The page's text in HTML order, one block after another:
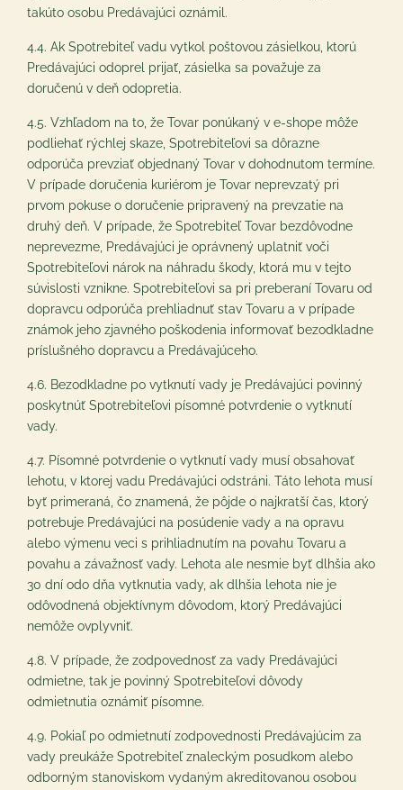
takúto osobu Predávajúci oznámil.
4.4. Ak Spotrebiteľ vadu vytkol poštovou zásielkou, ktorú
Predávajúci odoprel prijať, zásielka sa považuje za
doručenú v deň odopretia.
4.5. Vzhľadom na to, že Tovar ponúkaný v e-shope môže
podliehať rýchlej skaze, Spotrebiteľovi sa dôrazne
odporúča prevziať objednaný Tovar v dohodnutom termíne.
V prípade doručenia kuriérom je Tovar neprevzatý pri
prvom pokuse o doručenie pripravený na prevzatie na
druhý deň. V prípade, že Spotrebiteľ Tovar bezdôvodne
neprevezme, Predávajúci je oprávnený uplatniť voči
Spotrebiteľovi nárok na náhradu škody, ktorá mu v tejto
súvislosti vznikne. Spotrebiteľovi sa pri preberaní Tovaru od
dopravcu odporúča prehliadnuť stav Tovaru a v prípade
známok jeho zjavného poškodenia informovať bezodkladne
príslušného dopravcu a Predávajúceho.
4.6. Bezodkladne po vytknutí vady je Predávajúci povinný
poskytnúť Spotrebiteľovi písomné potvrdenie o vytknutí
vady.
4.7. Písomné potvrdenie o vytknutí vady musí obsahovať
lehotu, v ktorej vadu Predávajúci odstráni. Táto lehota musí
byť primeraná, čo znamená, že pôjde o najkratší čas, ktorý
potrebuje Predávajúci na posúdenie vady a na opravu
alebo výmenu veci s prihliadnutím na povahu Tovaru a
povahu a závažnosť vady. Lehota ale nesmie byť dlhšia ako
30 dní odo dňa vytknutia vady, ak dlhšia lehota nie je
odôvodnená objektívnym dôvodom, ktorý Predávajúci
nemôže ovplyvniť.
4.8. V prípade, že zodpovednosť za vady Predávajúci
odmietne, tak je povinný Spotrebiteľovi dôvody
odmietnutia oznámiť písomne.
4.9. Pokiaľ po odmietnutí zodpovednosti Predávajúcim za
vady preukáže Spotrebiteľ znaleckým posudkom alebo
odborným stanoviskom vydaným akreditovanou osobou